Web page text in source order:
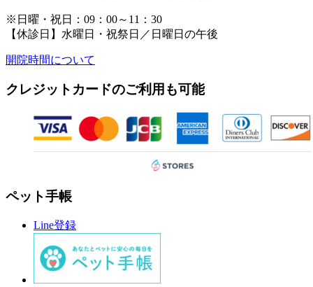
※日曜・祝日：09：00～11：30
【休診日】水曜日・祝祭日／日曜日の午後
開院時間について
クレジットカードのご利用も可能
ペット手帳
Line登録